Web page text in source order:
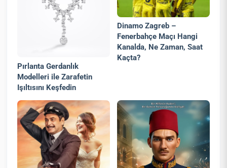
Pırlanta Gerdanlık
Modelleri ile Zarafetin
Işıltısını Keşfedin
Dinamo Zagreb –
Fenerbahçe Maçı Hangi
Kanalda, Ne Zaman, Saat
Kaçta?